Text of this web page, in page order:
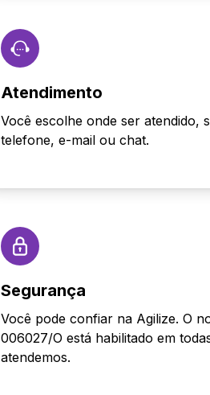
Atendimento
Você escolhe onde ser atendido,
telefone, e-mail ou chat.
Segurança
Você pode confiar na Agilize. O
006027/O está habilitado em
atendemos.